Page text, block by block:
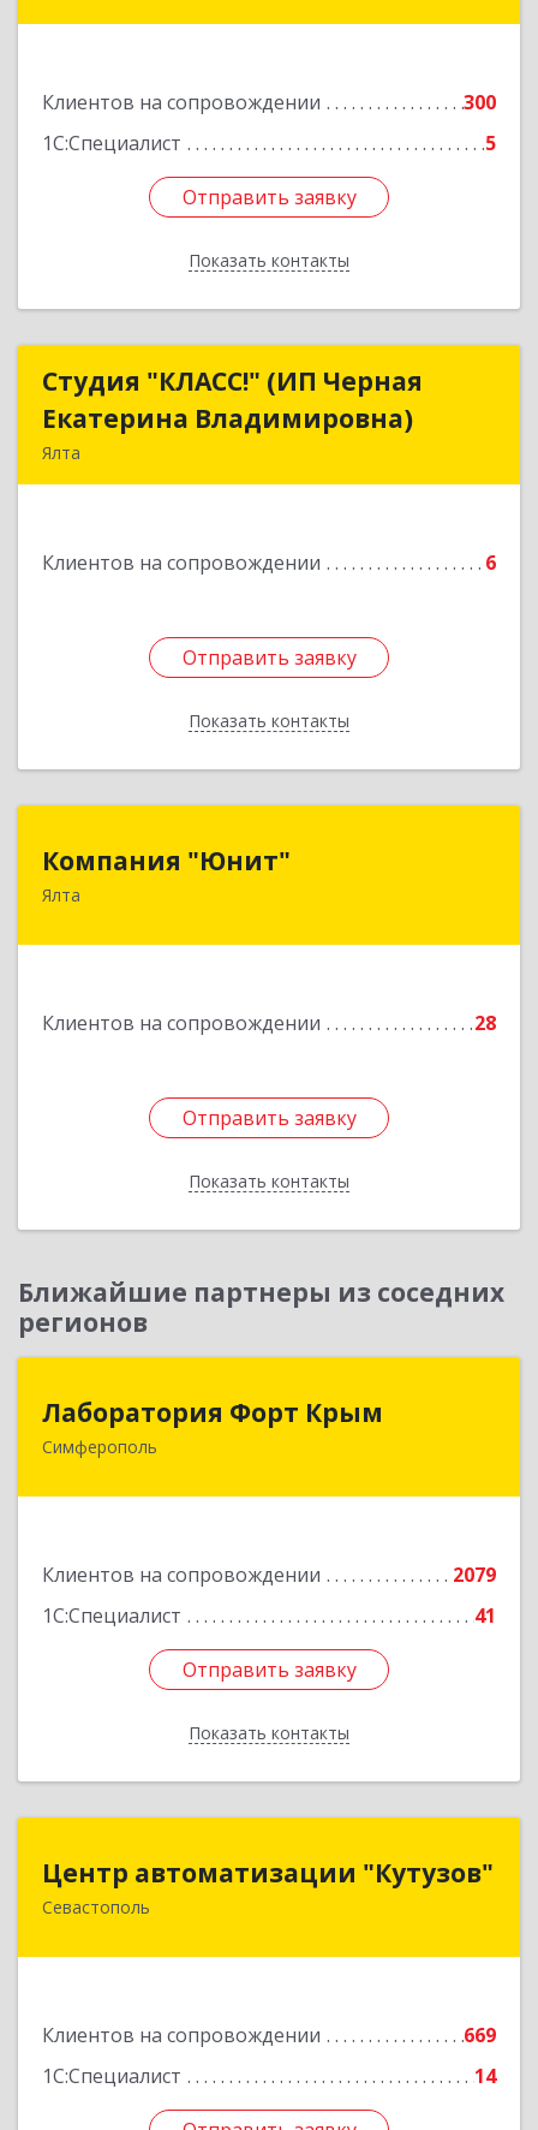
Клиентов на сопровождении
300
1С:Специалист
5
Отправить заявку
Показать контакты
Отправить заявку
Назад
Студия "КЛАСС!" (ИП Черная
Екатерина Владимировна)
Ялта
Клиентов на сопровождении 6
Отправить заявку
Показать контакты
Студия "КЛАСС!" (ИП Черная
Екатерина Владимировна)
Отправить заявку
Назад
Компания "Юнит"
Ялта
Клиентов на сопровождении 28
Отправить заявку
Показать контакты
298600, Крым Респ, Ялта г, Васильева ул, дом №
Отправить заявку
Назад
Ближайшие партнеры из соседних
регионов
Лаборатория Форт Крым
Симферополь
Клиентов на сопровождении
2079
1С:Специалист
41
Отправить заявку
Показать контакты
295034, Крым Респ, Симферополь г, Киевская
Отправить заявку
Назад
Центр автоматизации "Кутузов"
Севастополь
Клиентов на сопровождении
669
1С:Специалист
14
299011, Севастополь г, Генерала Петрова ул,